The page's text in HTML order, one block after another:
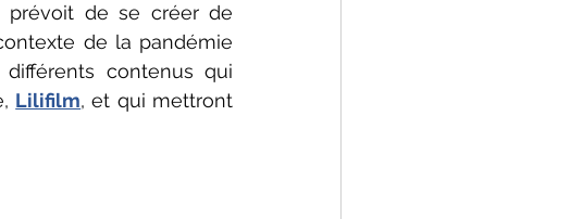
prévoit de se créer de
de la pandémie
contenus qui
Lilifilm, et qui mettront